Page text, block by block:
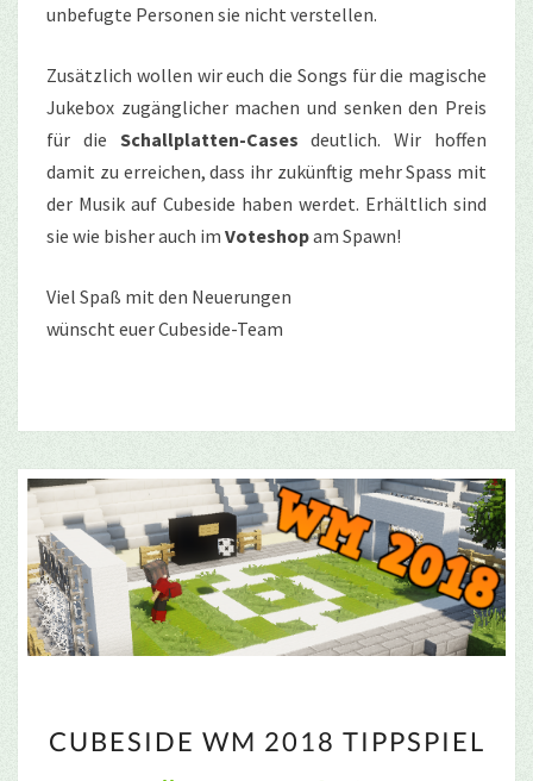
unbefugte Personen sie nicht verstellen.
Zusätzlich wollen wir euch die Songs für die magische
Jukebox zugänglicher machen und senken den Preis
für die Schallplatten-Cases deutlich. Wir hoffen
damit zu erreichen, dass ihr zukünftig mehr Spass mit
der Musik auf Cubeside haben werdet. Erhältlich sind
sie wie bisher auch im Voteshopam Spawn!
Viel Spaß mit den Neuerungen
wünscht euer Cubeside-Team
WM
CUBESIDE WM 2018 TIPPSPIEL